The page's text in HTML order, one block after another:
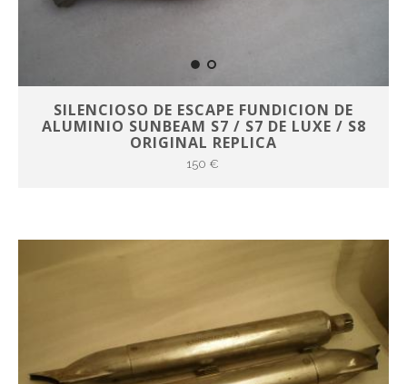
SILENCIOSO DE ESCAPE FUNDICION DE
ALUMINIO SUNBEAM S7 / S7 DE LUXE / S8
ORIGINAL REPLICA
150 €